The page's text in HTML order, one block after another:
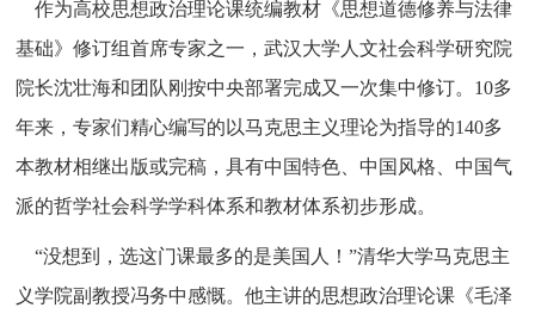
作为高校思想政治理论课统编教材《思想道德修养与法律
基础》修订组首席专家之一，武汉大学人文社会科学研究院
院长沈壮海和团队刚按中央部署完成又一次集中修订。10多
年来，专家们精心编写的以马克思主义理论为指导的140多
本教材相继出版或完稿，具有中国特色、中国风格、中国气
派的哲学社会科学学科体系和教材体系初步形成。
“没想到，选这门课最多的是美国人！”清华大学马克思主
义学院副教授冯务中感慨。他主讲的思想政治理论课《毛泽